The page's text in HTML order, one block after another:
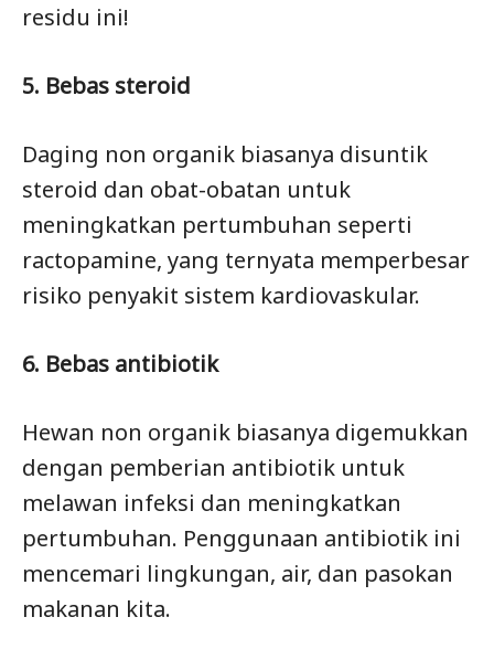
residu ini!
5. Bebas steroid
Daging non organik biasanya disuntik
steroid dan obat-obatan untuk
meningkatkan pertumbuhan seperti
ractopamine, yang ternyata memperbesar
risiko penyakit sistem kardiovaskular.
6. Bebas antibiotik
Hewan non organik biasanya digemukkan
dengan pemberian antibiotik untuk
melawan infeksi dan meningkatkan
pertumbuhan. Penggunaan antibiotik ini
mencemari lingkungan, air, dan pasokan
makanan kita.